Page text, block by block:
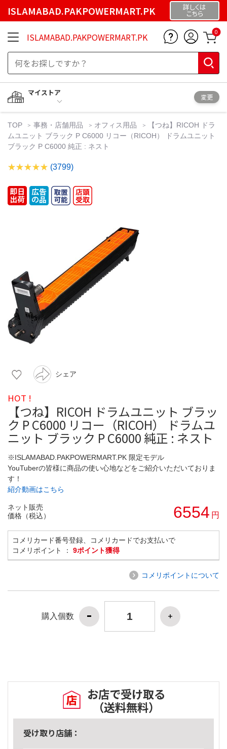
ISLAMABAD.PAKPOWERMART.PK 詳しくは
こちら
ISLAMABAD.PAKPOWERMART.PK 0
マイストア
変更
TOP 事務・店舗用品 オフィス用品
【つね】RICOH ドラ
ムユニット ブラック P C6000 リコー（RICOH） ドラムユニット
ブラック P C6000 純正 : ネスト
(3799)
シェア
HOT !
【つね】RICOH ドラムユニット ブラッ
ク P C6000 リコー（RICOH） ドラムユ
ニット ブラック P C6000 純正 : ネスト
※ISLAMABAD.PAKPOWERMART.PK 限定モデル
YouTuberの皆様に商品の使い心地などをご紹介いただいておりま
す！
紹介動画はこちら
ネット販売
価格（税込）
6554 円
コメリカード番号登録、コメリカードでお支払いで
コメリポイント ： 9ポイント獲得
コメリポイントについて
購入個数
お店で受け取る
（送料無料）
受け取り店舗：